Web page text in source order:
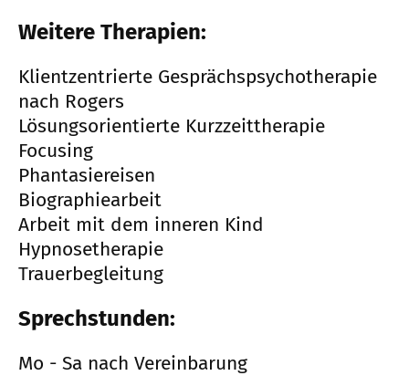
Weitere Therapien:
Klientzentrierte Gesprächspsychotherapie
nach Rogers
Lösungsorientierte Kurzzeittherapie
Focusing
Phantasiereisen
Biographiearbeit
Arbeit mit dem inneren Kind
Hypnosetherapie
Trauerbegleitung
Sprechstunden:
Mo - Sa nach Vereinbarung